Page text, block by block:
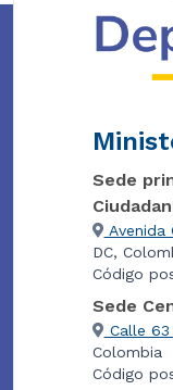
Sede
Avenida
DC,
Código
Sede
Calle
Colombia
Código